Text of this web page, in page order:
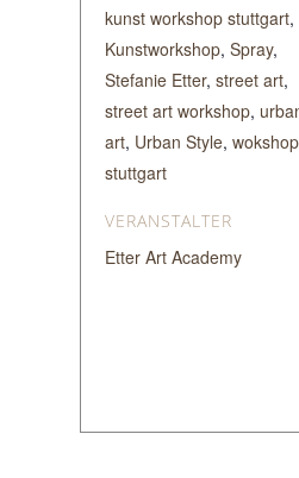
kunst workshop stuttgart,
Kunstworkshop, Spray,
Stefanie Etter, street art,
street art workshop,
art, Urban Style, wokshop
stuttgart
VERANSTALTER
Etter Art Academy